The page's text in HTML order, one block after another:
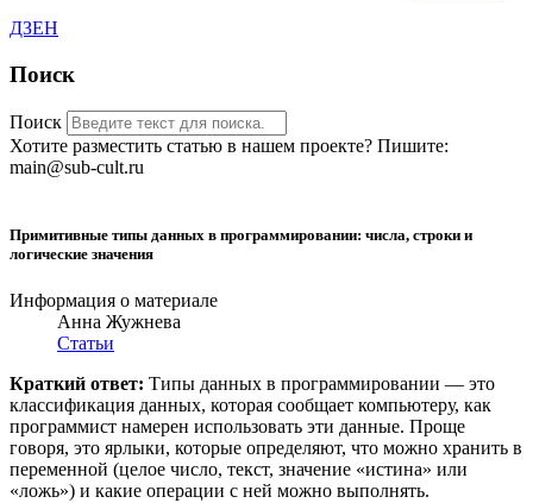
ДЗЕН
Поиск
Поиск
Хотите разместить статью в нашем проекте? Пишите:
main@sub-cult.ru
Примитивные типы данных в программировании: числа, строки и
логические значения
Информация о материале
Анна Жужнева
Статьи
Краткий ответ: Типы данных в программировании — это
классификация данных, которая сообщает компьютеру, как
программист намерен использовать эти данные. Проще
говоря, это ярлыки, которые определяют, что можно хранить в
переменной (целое число, текст, значение «истина» или
«ложь») и какие операции с ней можно выполнять.